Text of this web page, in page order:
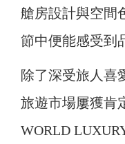
艙房設計與空間
節中便能感受到
除了深受旅人喜
旅遊市場屢獲肯
WORLD